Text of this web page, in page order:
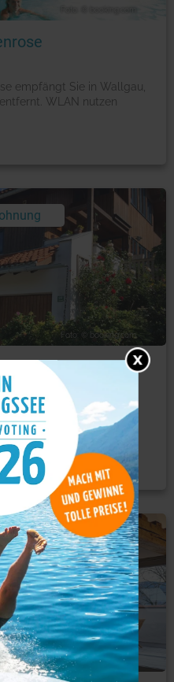
empfängt Sie in Wallgau,
WLAN nutzen
Foto: © booking.com
Souterrain
begrüßt Sie in
befindet sich 49 km
Foto: © booking.com